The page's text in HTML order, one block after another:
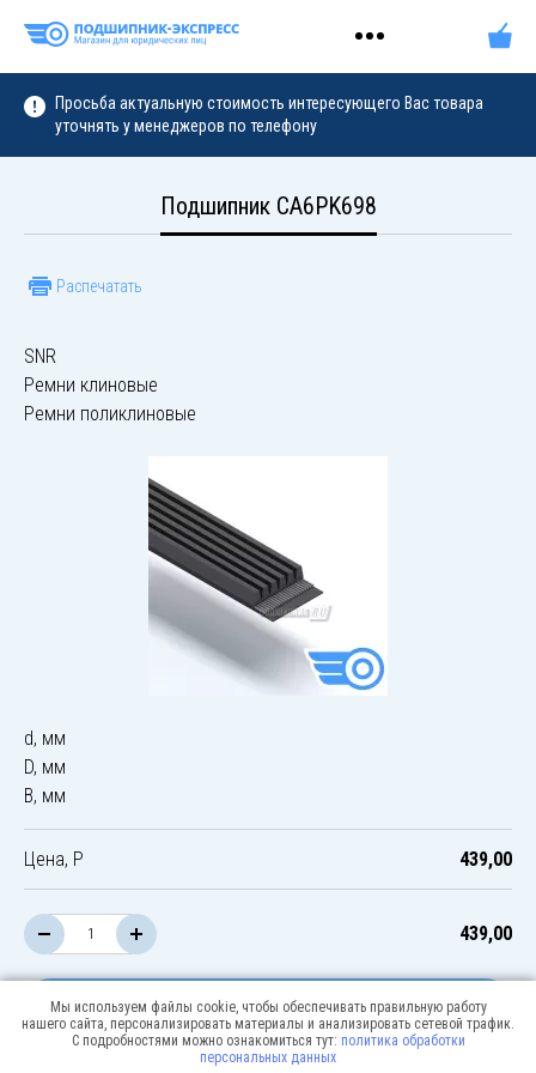
Просьба актуальную стоимость интересующего Вас товара
уточнять у менеджеров по телефону
Подшипник CA6PK698
Распечатать
SNR
Ремни клиновые
Ремни поликлиновые
d, мм
D, мм
B, мм
Цена, Р 439,00
439,00
В корзину
Мы используем файлы cookie, чтобы обеспечивать правильную работу
нашего сайта, персонализировать материалы и анализировать сетевой трафик.
С подробностями можно ознакомиться тут: политика обработки
персональных данных